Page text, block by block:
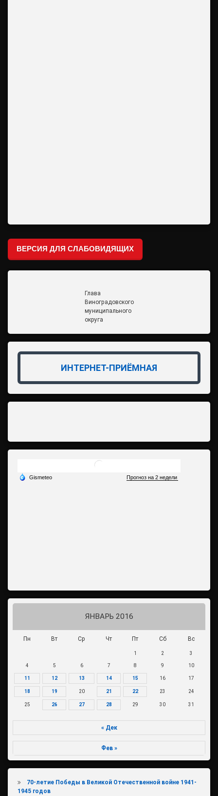
ВЕРСИЯ ДЛЯ СЛАБОВИДЯЩИХ
Глава
Виноградовского
муниципального
округа
ИНТЕРНЕТ-ПРИЁМНАЯ
ЯНВАРЬ 2016
Пн Вт Ср Чт Пт Сб Вс
1 2 3
4 5 6 7 8 9 10
11 12 13 14 15 16 17
18 19 20 21 22 23 24
25 26 27 28 29 30 31
« Дек
Фев »
70-летие Победы в Великой Отечественной войне 1941-
1945 годов